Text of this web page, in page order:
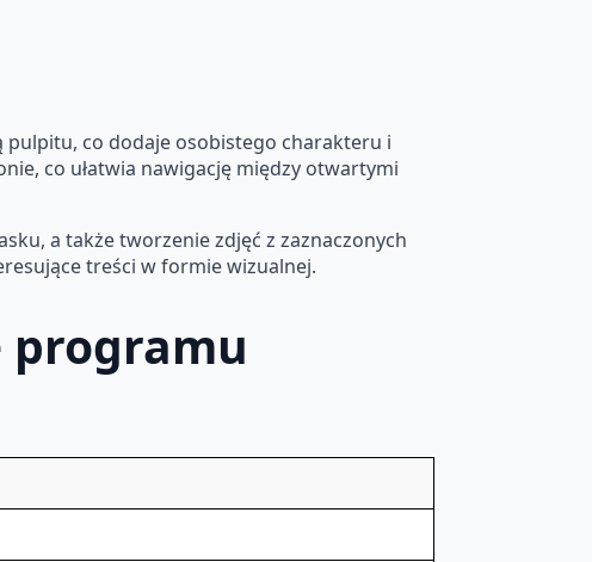
pulpitu, co dodaje osobistego charakteru i
co ułatwia nawigację między otwartymi
a także tworzenie zdjęć z zaznaczonych
treści w formie wizualnej.
programu